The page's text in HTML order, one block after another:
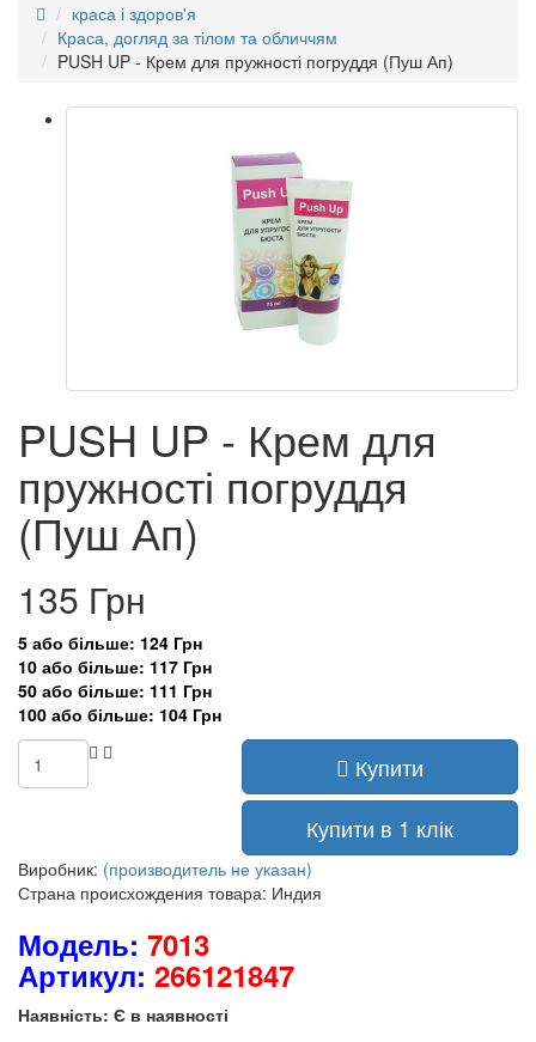
краса і здоров'я
Краса, догляд за тілом та обличчям
PUSH UP - Крем для пружності погруддя (Пуш Ап)
PUSH UP - Крем для
пружності погруддя
(Пуш Ап)
135 Грн
5 або більше: 124 Грн
10 або більше: 117 Грн
50 або більше: 111 Грн
100 або більше: 104 Грн
Купити
Купити в 1 клік
Виробник: (производитель не указан)
Страна происхождения товара: Индия
Модель: 7013
Артикул: 266121847
Наявність: Є в наявності